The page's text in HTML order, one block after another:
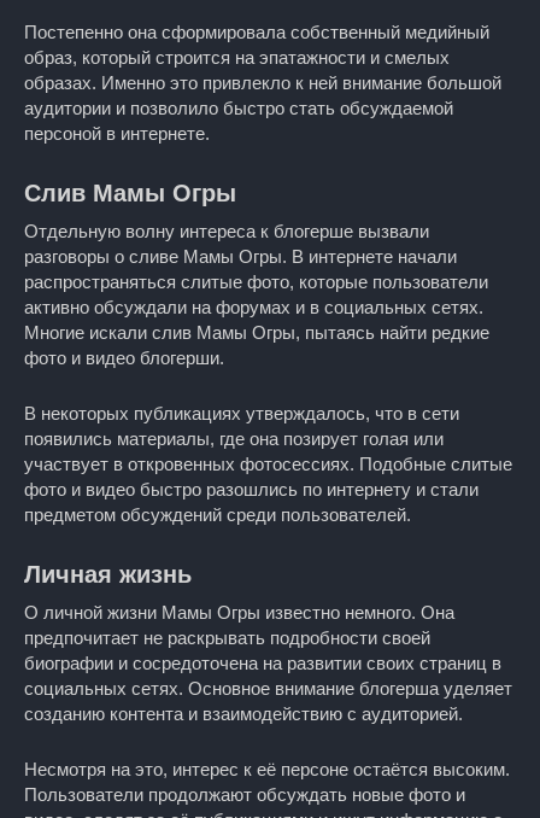
Постепенно она сформировала собственный медийный
образ, который строится на эпатажности и смелых
образах. Именно это привлекло к ней внимание большой
аудитории и позволило быстро стать обсуждаемой
персоной в интернете.
Слив Мамы Огры
Отдельную волну интереса к блогерше вызвали
разговоры о сливе Мамы Огры. В интернете начали
распространяться слитые фото, которые пользователи
активно обсуждали на форумах и в социальных сетях.
Многие искали слив Мамы Огры, пытаясь найти редкие
фото и видео блогерши.
В некоторых публикациях утверждалось, что в сети
появились материалы, где она позирует голая или
участвует в откровенных фотосессиях. Подобные слитые
фото и видео быстро разошлись по интернету и стали
предметом обсуждений среди пользователей.
Личная жизнь
О личной жизни Мамы Огры известно немного. Она
предпочитает не раскрывать подробности своей
биографии и сосредоточена на развитии своих страниц в
социальных сетях. Основное внимание блогерша уделяет
созданию контента и взаимодействию с аудиторией.
Несмотря на это, интерес к её персоне остаётся высоким.
Пользователи продолжают обсуждать новые фото и